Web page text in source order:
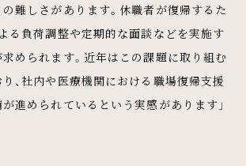
難しさがあります。休職者が復帰するた
る負荷調整や定期的な面談などを実施す
められます。近年はこの課題に取り組む
、社内や医療機関における職場復帰支援
進められているという実感があります」